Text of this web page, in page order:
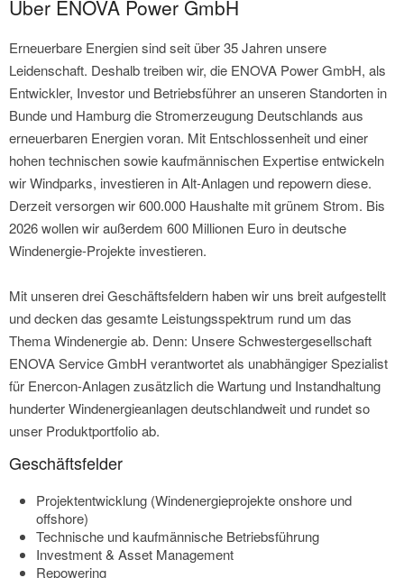
Über ENOVA Power GmbH
Erneuerbare Energien sind seit über 35 Jahren unsere
Leidenschaft. Deshalb treiben wir, die ENOVA Power GmbH, als
Entwickler, Investor und Betriebsführer an unseren Standorten in
Bunde und Hamburg die Stromerzeugung Deutschlands aus
erneuerbaren Energien voran. Mit Entschlossenheit und einer
hohen technischen sowie kaufmännischen Expertise entwickeln
wir Windparks, investieren in Alt-Anlagen und repowern diese.
Derzeit versorgen wir 600.000 Haushalte mit grünem Strom. Bis
2026 wollen wir außerdem 600 Millionen Euro in deutsche
Windenergie-Projekte investieren.
Mit unseren drei Geschäftsfeldern haben wir uns breit aufgestellt
und decken das gesamte Leistungsspektrum rund um das
Thema Windenergie ab. Denn: Unsere Schwestergesellschaft
ENOVA Service GmbH verantwortet als unabhängiger Spezialist
für Enercon-Anlagen zusätzlich die Wartung und Instandhaltung
hunderter Windenergieanlagen deutschlandweit und rundet so
unser Produktportfolio ab.
Geschäftsfelder
Projektentwicklung (Windenergieprojekte onshore und
offshore)
Technische und kaufmännische Betriebsführung
Investment & Asset Management
Repowering